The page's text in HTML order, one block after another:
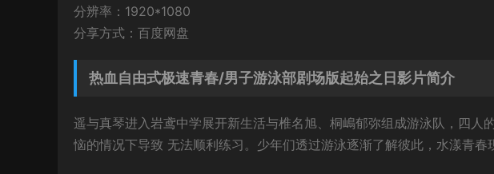
分辨率：1920*1080
分享方式：百度网盘
热血自由式极速青春/男子游泳部剧场版起始之日影片简介
遥与真琴进入岩鸢中学展开新生活与椎名旭、桐嶋郁弥组成游泳队，四人
恼的情况下导致 无法顺利练习。少年们透过游泳逐渐了解彼此，水漾青春